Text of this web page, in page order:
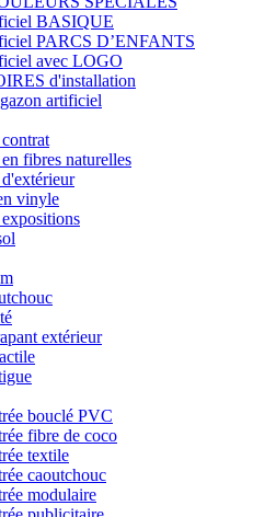
BASIQUE
PARCS D’ENFANTS
avec LOGO
d'installation
artificiel
fibres naturelles
vinyle
extérieur
bouclé PVC
fibre de coco
textile
caoutchouc
modulaire